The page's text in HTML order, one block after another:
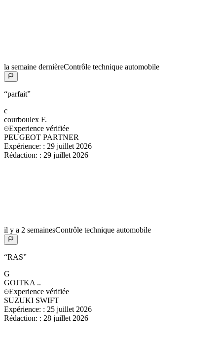
la semaine dernièreContrôle technique automobile
“parfait”
c
courboulex F.
Experience vérifiée
PEUGEOT PARTNER
Expérience: : 29 juillet 2026
Rédaction: : 29 juillet 2026
il y a 2 semainesContrôle technique automobile
“RAS”
G
GOJTKA ..
Experience vérifiée
SUZUKI SWIFT
Expérience: : 25 juillet 2026
Rédaction: : 28 juillet 2026